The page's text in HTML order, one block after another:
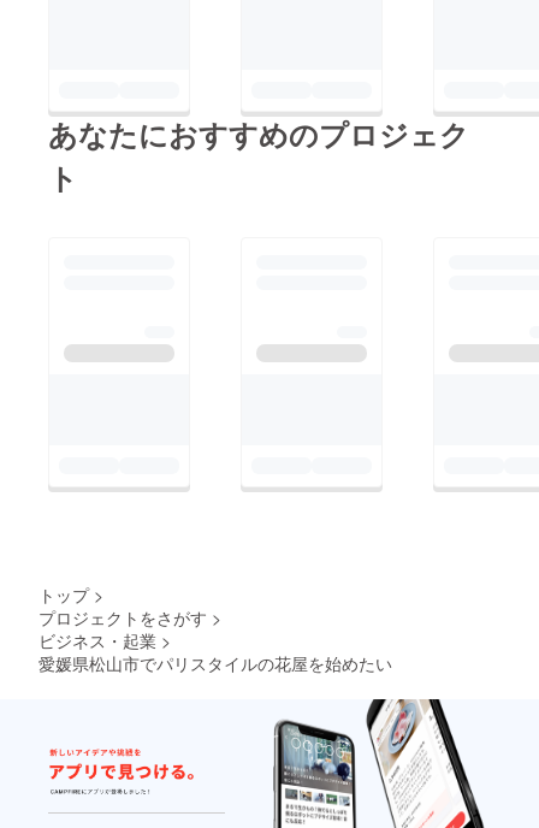
あなたにおすすめのプロジェク
ト
トップ >
プロジェクトをさがす >
ビジネス・起業 >
愛媛県松山市でパリスタイルの花屋を始めたい